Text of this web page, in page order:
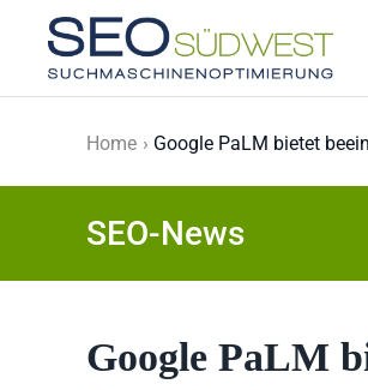
Skip to main content
Home Google PaLM bietet
SEO-News
Google PaLM